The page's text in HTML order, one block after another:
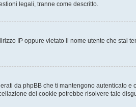
legali, tranne come descritto.
IP oppure vietato il nome utente che
da phpBB che ti mantengono autenticato
dei cookie potrebbe risolvere tale